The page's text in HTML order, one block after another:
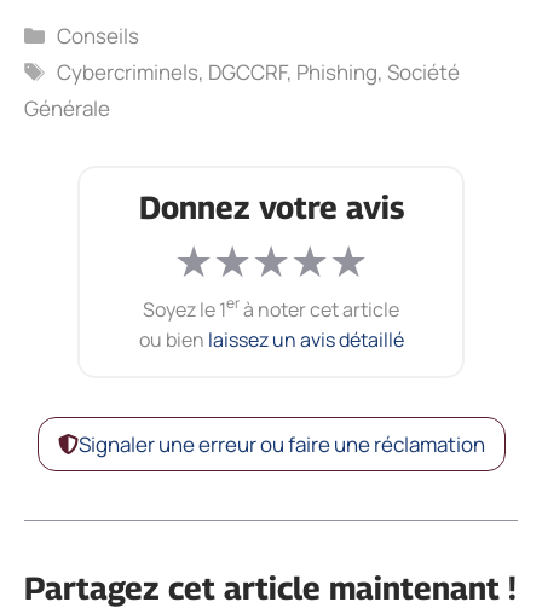
Catégories
Conseils
Étiquettes
Cybercriminels, DGCCRF, Phishing, Société
Générale
Donnez votre avis
★★★★★
Soyez le 1erà noter cet article
ou bien laissez un avis détaillé
Signaler une erreur ou faire une réclamation
Partagez cet article maintenant !